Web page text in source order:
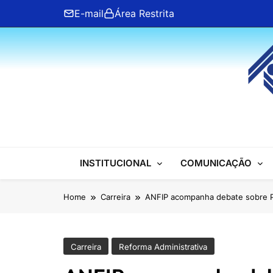
content
E-mail Área Restrita
ANFIP Nacional
INSTITUCIONAL COMUNICAÇÃO
Home Carreira ANFIP acompanha debate sobre
Carreira Reforma Administrativa